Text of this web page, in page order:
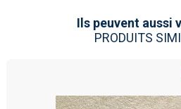
Ils peuvent aussi
PRODUITS